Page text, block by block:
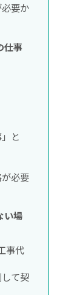
要か
仕事
と
必要
い場
事代
て契